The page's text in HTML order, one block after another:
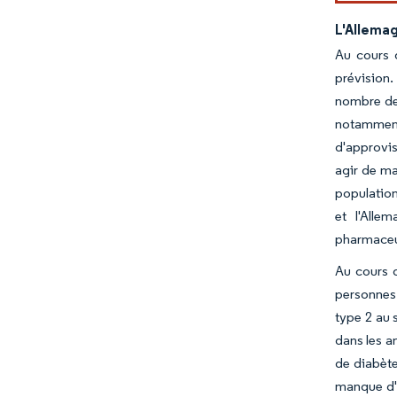
Au cours
prévision.
nombre
agir de
et
Au cours
type 2 au
dans les
de
manque